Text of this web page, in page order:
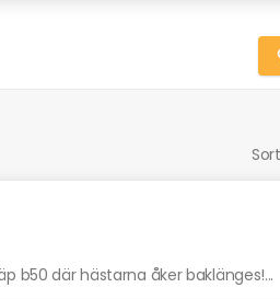
b50 där hästarna åker baklänges!...